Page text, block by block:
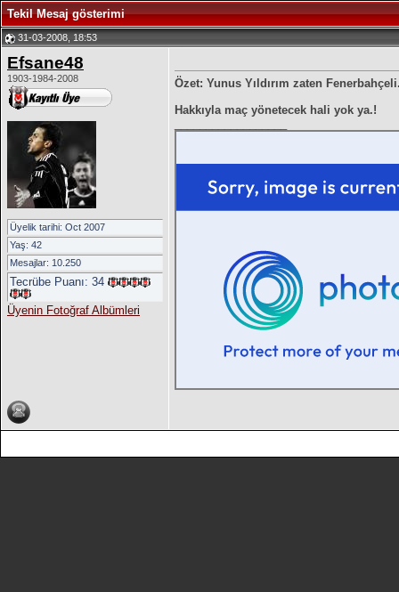
Tekil Mesaj gösterimi
31-03-2008, 18:53
Efsane48
1903-1984-2008
Üyelik tarihi: Oct 2007
Yaş: 42
Mesajlar: 10.250
Tecrübe Puanı: 34
Üyenin Fotoğraf Albümleri
Özet: Yunus Yıldırım zaten
Hakkıyla maç yönetecek hali yok ya.!